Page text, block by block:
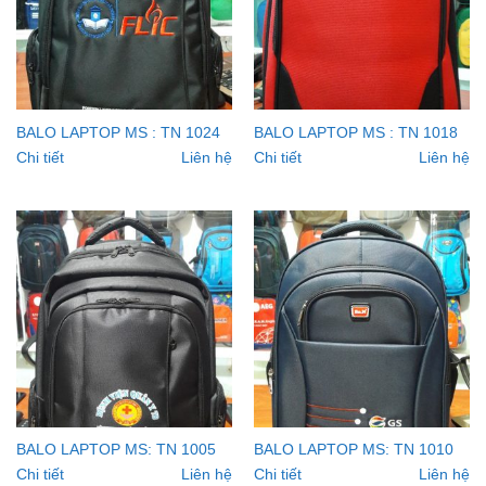
BALO LAPTOP MS : TN 1024
Chi tiết
Liên hệ
BALO LAPTOP MS : TN 1018
Chi tiết
Liên hệ
BALO LAPTOP MS: TN 1005
Chi tiết
Liên hệ
BALO LAPTOP MS: TN 1010
Chi tiết
Liên hệ